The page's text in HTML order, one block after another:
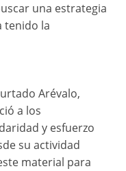
una estrategia
tenido la
Arévalo,
a los
y esfuerzo
su actividad
material para